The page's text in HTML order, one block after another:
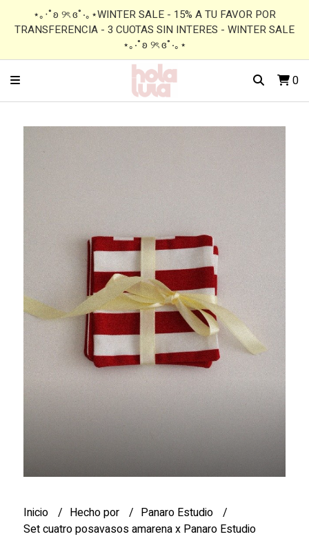
⋆｡‧˚ʚ ୨ৎ ɞ˚‧｡⋆WINTER SALE - 15% A TU FAVOR POR
TRANSFERENCIA - 3 CUOTAS SIN INTERES - WINTER SALE
⋆｡‧˚ʚ ୨ৎ ɞ˚‧｡⋆
0
Inicio Hecho por
Panaro Estudio
Set cuatro posavasos amarena x Panaro Estudio